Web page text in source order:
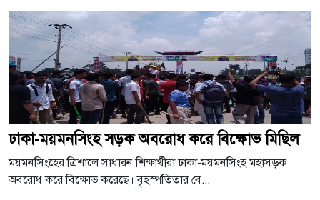
ঢাকা-ময়মনসিংহ সড়ক অবরোধ করে বিক্ষোভ মিছিল
ময়মনসিংহের ত্রিশালে সাধারন শিক্ষার্থীরা ঢাকা-ময়মনসিংহ মহাসড়ক
অবরোধ করে বিক্ষোভ করেছে। বৃহস্পতিতার বে...